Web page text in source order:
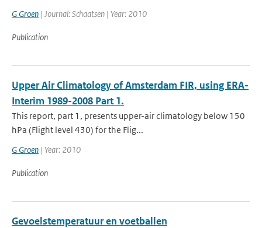
G Groen | Journal: Schaatsen | Year: 2010
Publication
Upper Air Climatology of Amsterdam FIR, using ERA-
Interim 1989-2008 Part 1.
This report, part 1, presents upper-air climatology below 150
hPa (Flight level 430) for the Flig...
G Groen | Year: 2010
Publication
Gevoelstemperatuur en voetballen